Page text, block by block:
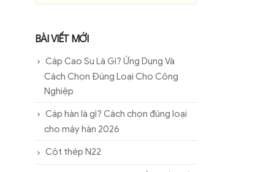
BÀI VIẾT MỚI
Cáp Cao Su Là Gì? Ứng Dụng Và
Cách Chọn Đúng Loại Cho Công
Nghiệp
Cáp hàn là gì? Cách chọn đúng loại
cho máy hàn 2026
Cột thép N22